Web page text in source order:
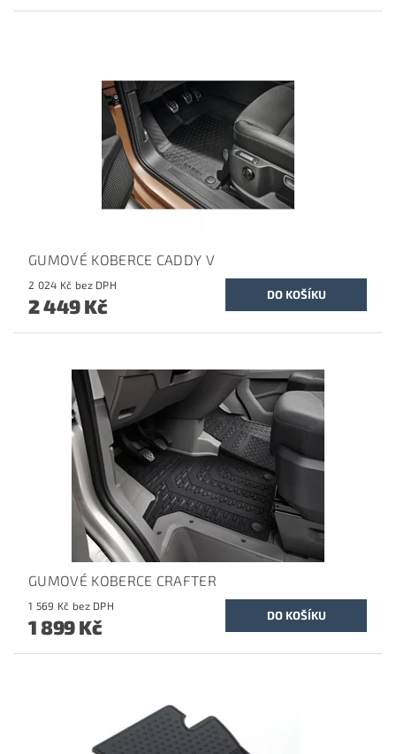
GUMOVÉ KOBERCE CADDY V
2 024 Kč bez DPH
2 449 Kč
GUMOVÉ KOBERCE CRAFTER
1 569 Kč bez DPH
1 899 Kč